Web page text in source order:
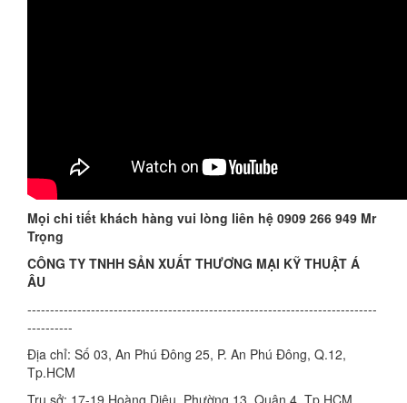
Mọi chi tiết khách hàng vui lòng liên hệ 0909 266 949 Mr
Trọng
CÔNG TY TNHH SẢN XUẤT THƯƠNG MẠI KỸ THUẬT Á
ÂU
-----------------------------------------------------------------------------
----------
Địa chỉ: Số 03, An Phú Đông 25, P. An Phú Đông, Q.12,
Tp.HCM
Trụ sở: 17-19 Hoàng Diệu, Phường 13, Quận 4, Tp.HCM